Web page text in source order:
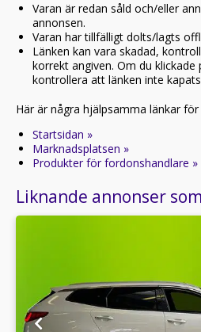
Varan är redan såld och/eller
annonsen.
Varan har tillfälligt dolts/lagts
Länken kan vara skadad,
korrekt angiven. Om du klickade
kontrollera att länken inte
Här är några hjälpsamma länkar
Startsidan »
Marknadsplatsen »
Produkter för fordonshandlare »
Liknande annonser